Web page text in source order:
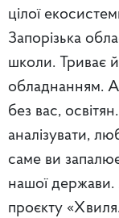
цілої
Запорізька
школи. Триває
обладнанням.
без вас,
аналізувати,
саме ви
нашої держави.
проєкту